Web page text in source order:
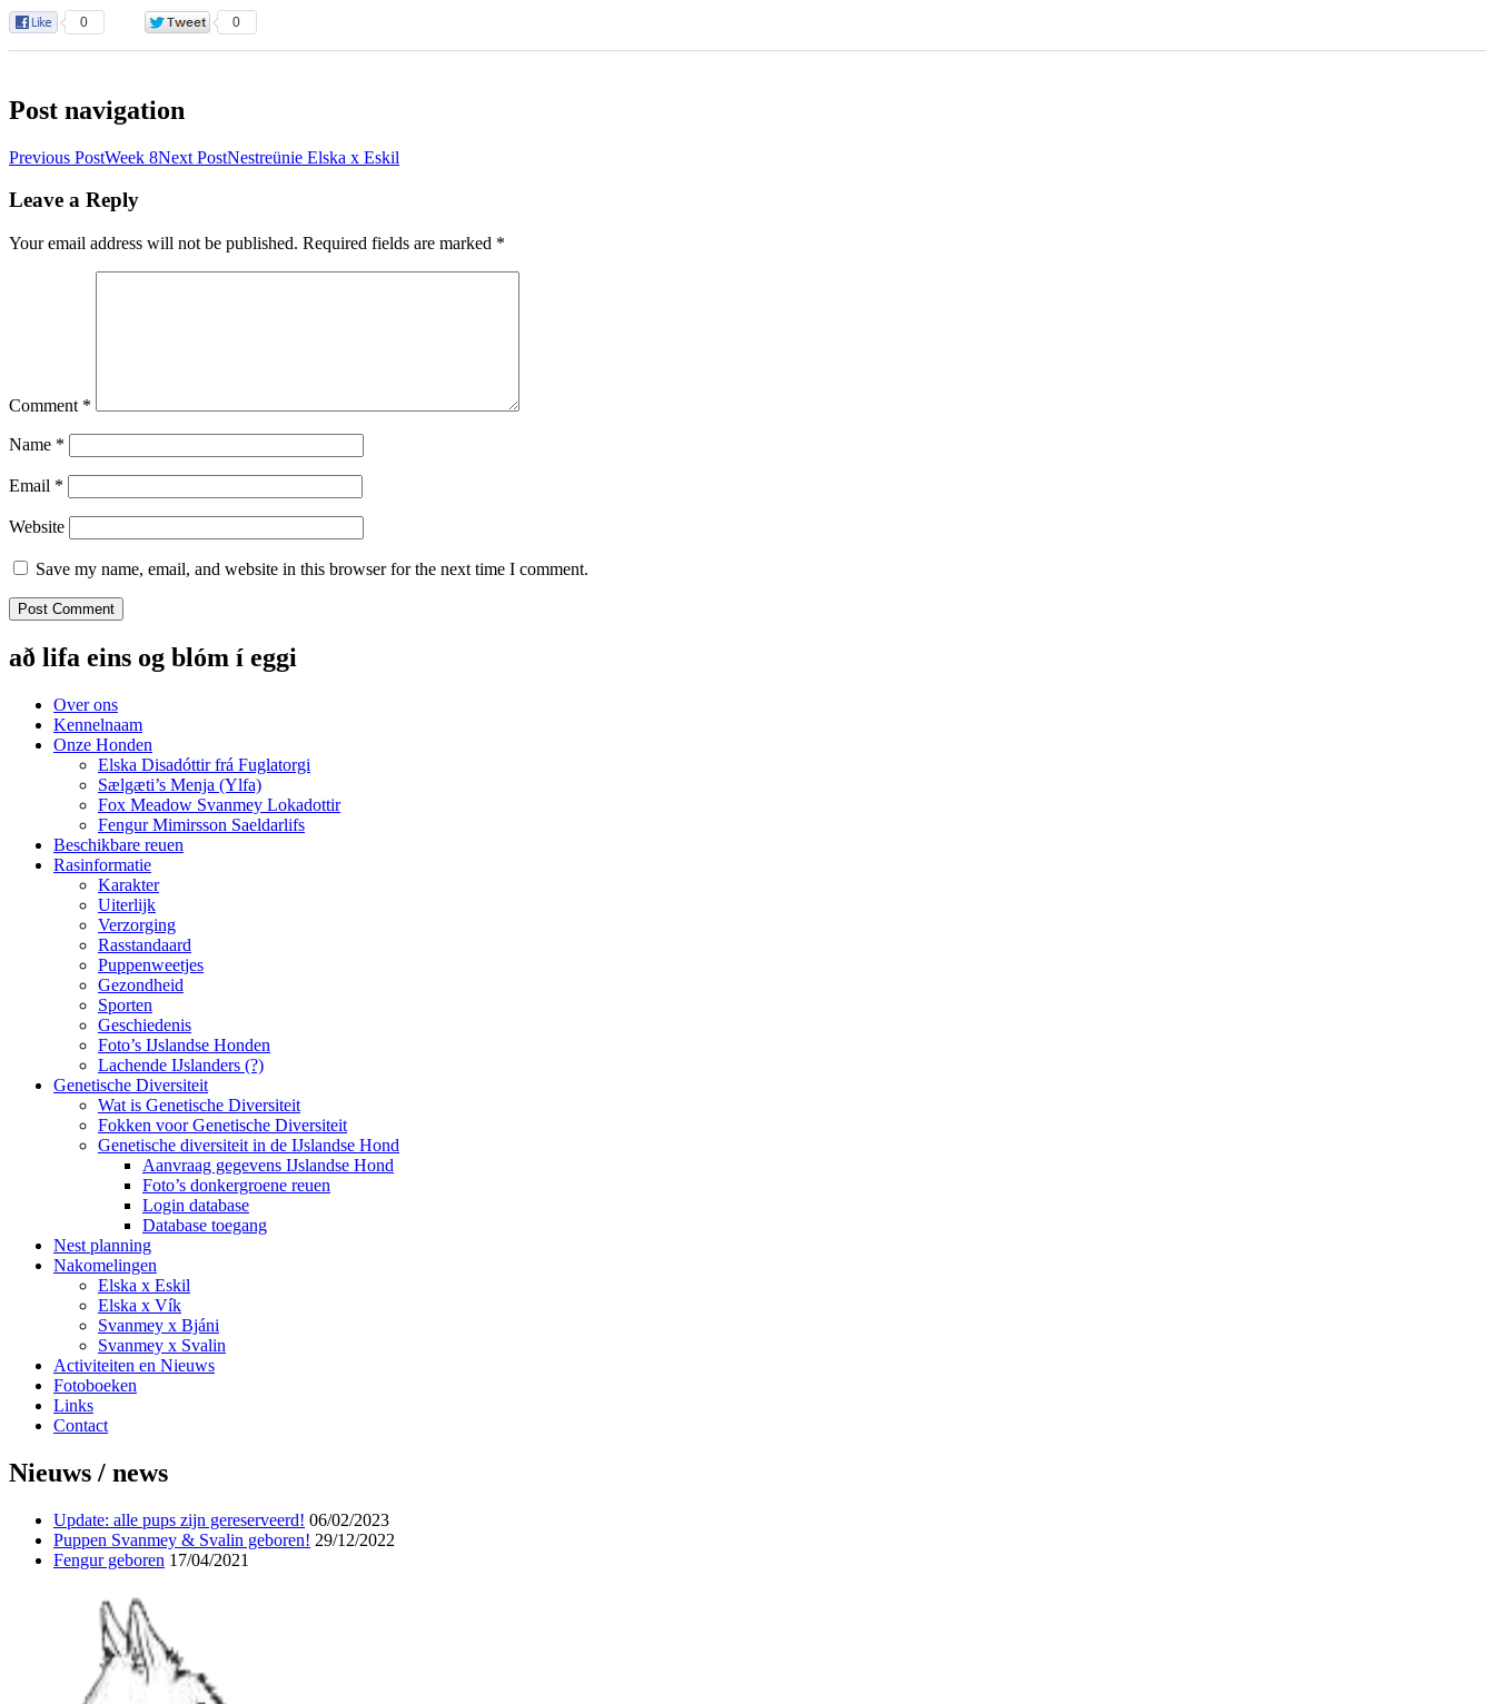
0 0
Post navigation
Previous PostWeek 8Next PostNestreünie Elska x Eskil
Leave a Reply
Your email address will not be published. Required fields are marked *
Comment *
Name *
Email *
Website
Save my name, email, and website in this browser for the next time I comment.
að lifa eins og blóm í eggi
Over ons
Kennelnaam
Onze Honden
Elska Disadóttir frá Fuglatorgi
Sælgæti’s Menja (Ylfa)
Fox Meadow Svanmey Lokadottir
Fengur Mimirsson Saeldarlifs
Beschikbare reuen
Rasinformatie
Karakter
Uiterlijk
Verzorging
Rasstandaard
Puppenweetjes
Gezondheid
Sporten
Geschiedenis
Foto’s IJslandse Honden
Lachende IJslanders (?)
Genetische Diversiteit
Wat is Genetische Diversiteit
Fokken voor Genetische Diversiteit
Genetische diversiteit in de IJslandse Hond
Aanvraag gegevens IJslandse Hond
Foto’s donkergroene reuen
Login database
Database toegang
Nest planning
Nakomelingen
Elska x Eskil
Elska x Vík
Svanmey x Bjáni
Svanmey x Svalin
Activiteiten en Nieuws
Fotoboeken
Links
Contact
Nieuws / news
Update: alle pups zijn gereserveerd! 06/02/2023
Puppen Svanmey & Svalin geboren! 29/12/2022
Fengur geboren 17/04/2021